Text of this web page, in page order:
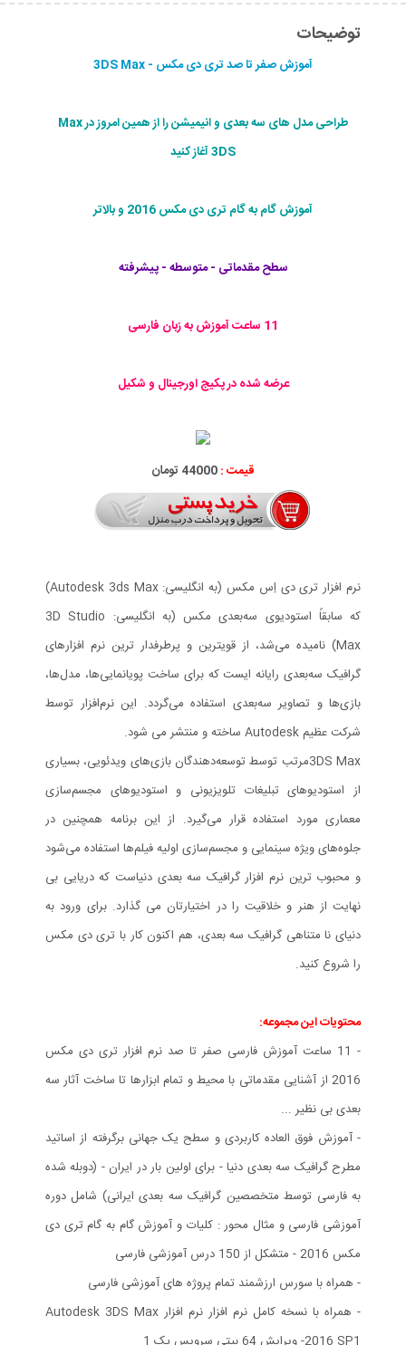
توضیحات
آموزش صفر تا صد تری دی مکس - 3DS Max
طراحی مدل های سه بعدی و انیمیشن را از همین امروز در Max
3DS آغاز کنید
آموزش گام به گام تری دی مکس 2016 و بالاتر
سطح مقدماتی - متوسطه - پیشرفته
11 ساعت آموزش به زبان فارسی
عرضه شده در پکیج اورجینال و شکیل
قیمت :44000 تومان
نرم افزار تری دی اِس مکس (به انگلیسی: Autodesk 3ds Max)
که سابقاً استودیوی سه‌بعدی مکس (به انگلیسی: 3D Studio
Max) نامیده می‌شد، از قویترین و پرطرفدار ترین نرم افزارهای
گرافیک سه‌بعدی رایانه ایست که برای ساخت پویانمایی‌ها، مدل‌ها،
بازی‌ها و تصاویر سه‌بعدی استفاده می‌گردد. این نرم‌افزار توسط
شرکت عظیم Autodesk ساخته و منتشر می شود.
3DS Maxمرتب توسط توسعه‌دهندگان بازی‌های ویدئویی، بسیاری
از استودیوهای تبلیغات تلویزیونی و استودیوهای مجسم‌سازی
معماری مورد استفاده قرار می‌گیرد. از این برنامه همچنین در
جلوه‌های ویژه سینمایی و مجسم‌سازی اولیه فیلم‌ها استفاده می‌شود
و محبوب ترین نرم افزار گرافیک سه بعدی دنیاست که دریایی بی
نهایت از هنر و خلاقیت را در اختیارتان می گذارد. برای ورود به
دنیای نا متناهی گرافیک سه بعدی، هم اکنون کار با تری دی مکس
را شروع کنید.
محتویات این مجموعه:
- 11 ساعت آموزش فارسی صفر تا صد نرم افزار تری دی مکس
2016 از آشنایی مقدماتی با محیط و تمام ابزارها تا ساخت آثار سه
بعدی بی نظیر ...
- آموزش فوق العاده کاربردی و سطح یک جهانی برگرفته از اساتید
مطرح گرافیک سه بعدی دنیا - برای اولین بار در ایران - (دوبله شده
به فارسی توسط متخصصین گرافیک سه بعدی ایرانی) شامل دوره
آموزشی فارسی و مثال محور : کلیات و آموزش گام به گام تری دی
مکس 2016 - متشکل از 150 درس آموزشی فارسی
- همراه با سورس ارزشمند تمام پروژه های آموزشی فارسی
- همراه با نسخه کامل نرم افزار نرم افزار Autodesk 3DS Max